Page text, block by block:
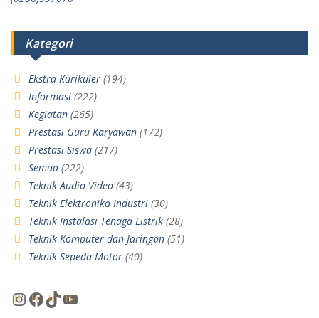
Kategori
Ekstra Kurikuler (194)
Informasi (222)
Kegiatan (265)
Prestasi Guru Karyawan (172)
Prestasi Siswa (217)
Semua (222)
Teknik Audio Video (43)
Teknik Elektronika Industri (30)
Teknik Instalasi Tenaga Listrik (28)
Teknik Komputer dan Jaringan (51)
Teknik Sepeda Motor (40)